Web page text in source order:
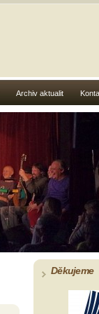
Archiv aktualit
Děkujeme